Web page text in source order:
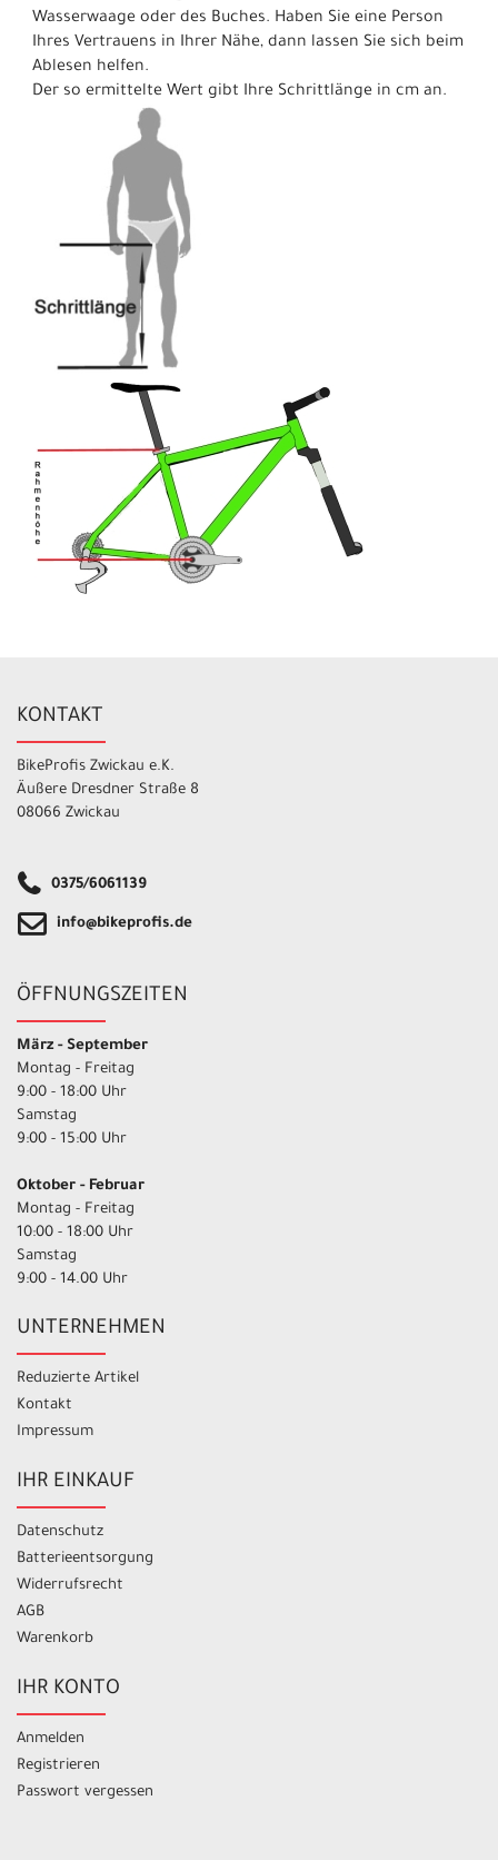
Wasserwaage oder des Buches. Haben Sie eine Person
Ihres Vertrauens in Ihrer Nähe, dann lassen Sie sich beim
Ablesen helfen.
Der so ermittelte Wert gibt Ihre Schrittlänge in cm an.
KONTAKT
BikeProfis Zwickau e.K.
Äußere Dresdner Straße 8
08066 Zwickau
0375/6061139
info@bikeprofis.de
ÖFFNUNGSZEITEN
März - September
Montag - Freitag
9:00 - 18:00 Uhr
Samstag
9:00 - 15:00 Uhr
Oktober - Februar
Montag - Freitag
10:00 - 18:00 Uhr
Samstag
9:00 - 14.00 Uhr
UNTERNEHMEN
Reduzierte Artikel
Kontakt
Impressum
IHR EINKAUF
Datenschutz
Batterieentsorgung
Widerrufsrecht
AGB
Warenkorb
IHR KONTO
Anmelden
Registrieren
Passwort vergessen